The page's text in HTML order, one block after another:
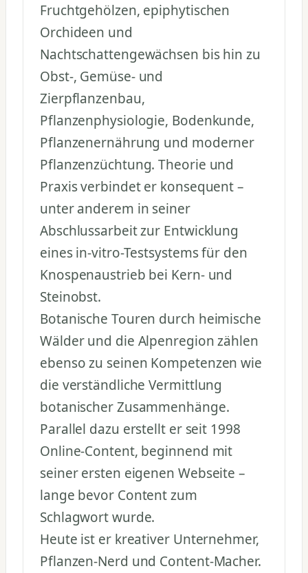
Fruchtgehölzen, epiphytischen
Orchideen und
Nachtschattengewächsen bis hin zu
Obst-, Gemüse- und
Zierpflanzenbau,
Pflanzenphysiologie, Bodenkunde,
Pflanzenernährung und moderner
Pflanzenzüchtung. Theorie und
Praxis verbindet er konsequent –
unter anderem in seiner
Abschlussarbeit zur Entwicklung
eines in-vitro-Testsystems für den
Knospenaustrieb bei Kern- und
Steinobst.
Botanische Touren durch heimische
Wälder und die Alpenregion zählen
ebenso zu seinen Kompetenzen wie
die verständliche Vermittlung
botanischer Zusammenhänge.
Parallel dazu erstellt er seit 1998
Online-Content, beginnend mit
seiner ersten eigenen Webseite –
lange bevor Content zum
Schlagwort wurde.
Heute ist er kreativer Unternehmer,
Pflanzen-Nerd und Content-Macher.